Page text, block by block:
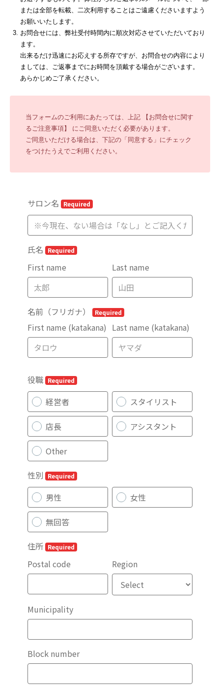
または全部を転載、二次利用することはご遠慮くださいますよう
お願いいたします。
お問合せには、弊社受付時間内に順次対応させていただいており
ます。
出来るだけ迅速にお応えする所存ですが、お問合せの内容により
ましては、ご返事までにお時間を頂戴する場合がございます。
あらかじめご了承ください。
当フォームのご利用にあたっては、上記 【お問合せに関す
るご注意事項】 にご同意いただく必要があります。
ご同意いただける場合は、下記の「同意する」にチェック
をつけたうえでご利用ください。